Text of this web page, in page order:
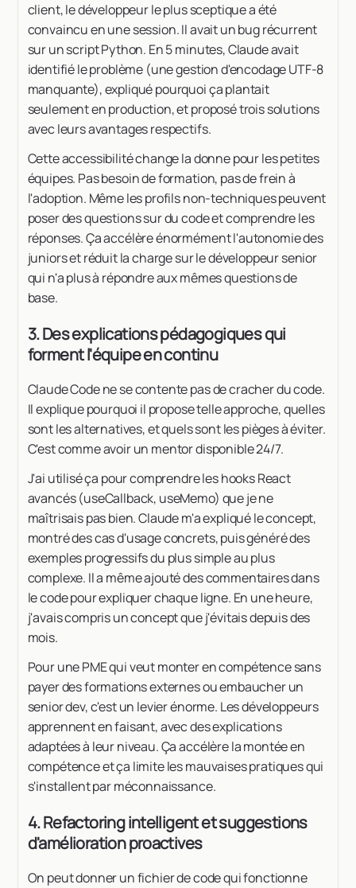
client, le développeur le plus sceptique a été
convaincu en une session. Il avait un bug récurrent
sur un script Python. En 5 minutes, Claude avait
identifié le problème (une gestion d'encodage UTF-8
manquante), expliqué pourquoi ça plantait
seulement en production, et proposé trois solutions
avec leurs avantages respectifs.
Cette accessibilité change la donne pour les petites
équipes. Pas besoin de formation, pas de frein à
l'adoption. Même les profils non-techniques peuvent
poser des questions sur du code et comprendre les
réponses. Ça accélère énormément l'autonomie des
juniors et réduit la charge sur le développeur senior
qui n'a plus à répondre aux mêmes questions de
base.
3. Des explications pédagogiques qui
forment l'équipe en continu
Claude Code ne se contente pas de cracher du code.
Il explique pourquoi il propose telle approche, quelles
sont les alternatives, et quels sont les pièges à éviter.
C'est comme avoir un mentor disponible 24/7.
J'ai utilisé ça pour comprendre les hooks React
avancés (useCallback, useMemo) que je ne
maîtrisais pas bien. Claude m'a expliqué le concept,
montré des cas d'usage concrets, puis généré des
exemples progressifs du plus simple au plus
complexe. Il a même ajouté des commentaires dans
le code pour expliquer chaque ligne. En une heure,
j'avais compris un concept que j'évitais depuis des
mois.
Pour une PME qui veut monter en compétence sans
payer des formations externes ou embaucher un
senior dev, c'est un levier énorme. Les développeurs
apprennent en faisant, avec des explications
adaptées à leur niveau. Ça accélère la montée en
compétence et ça limite les mauvaises pratiques qui
s'installent par méconnaissance.
4. Refactoring intelligent et suggestions
d'amélioration proactives
On peut donner un fichier de code qui fonctionne